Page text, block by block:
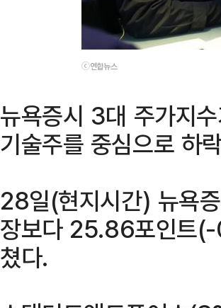
ⓒ연합뉴스
뉴욕증시 3대 주가지
기술주를 중심으로 하
28일(현지시간) 뉴욕
장보다 25.86포인트
쳤다.